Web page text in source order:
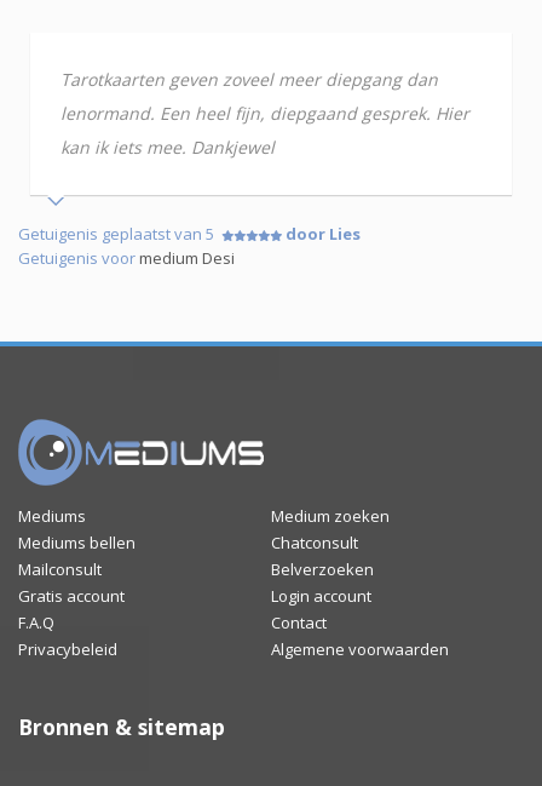
Tarotkaarten geven zoveel meer diepgang dan
lenormand. Een heel fijn, diepgaand gesprek. Hier
kan ik iets mee. Dankjewel
Getuigenis geplaatst van 5
door Lies
Getuigenis voormedium Desi
Mediums
Medium zoeken
Mediums bellen
Chatconsult
Mailconsult
Belverzoeken
Gratis account
Login account
F.A.Q
Contact
Privacybeleid
Algemene voorwaarden
Bronnen & sitemap